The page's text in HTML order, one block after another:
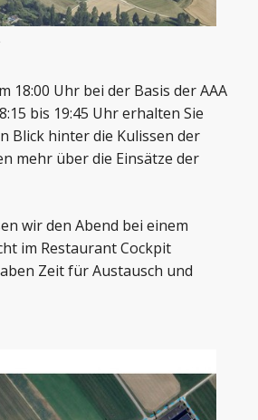
18:00 Uhr bei der Basis der AAA
bis 19:45 Uhr erhalten Sie
Blick hinter die Kulissen der
mehr über die Einsätze der
wir den Abend bei einem
im Restaurant Cockpit
Zeit für Austausch und